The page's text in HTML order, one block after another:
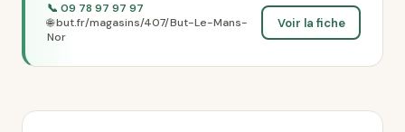
📞 09 78 97 97 97
🌐 but.fr/magasins/407/But-Le-Mans-
Nor
Voir la fiche